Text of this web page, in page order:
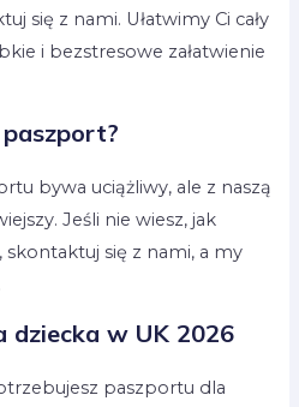
się z nami. Ułatwimy Ci cały
i bezstresowe załatwienie
bywa uciążliwy, ale z naszą
Jeśli nie wiesz, jak
się z nami, a my
dziecka w UK 2026
paszportu dla